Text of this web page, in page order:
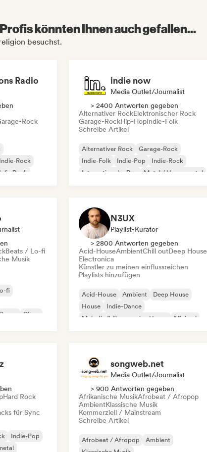
könnten Ihnen auch gefallen...
besuchst.
Radio
Rock
Indie-Rock
Rock
indie now
Media Outlet/Journalist
> 2400 Antworten gegeben
Alternativer RockElektronischer Rock
Garage-RockHip-HopIndie-Folk
Schreibe Artikel
Alternativer Rock
Garage-Rock
Indie-Folk
Indie-Pop
Indie-Rock
Internationaler Rap
Metal / Heavy metal
Beats / Lo-fi
Musik
fi
Dance
Disco
N3UX
Playlist-Kurator
> 2800 Antworten gegeben
Acid-HouseAmbientChill outDeep House
Electronica
Künstler zu meinen einflussreichen
Playlists hinzufügen
Acid-House Ambient
Deep House
House
Indie-Dance
Melodic & Progressive House
Minimal
Hard Rock
für Sync
Indie-Pop
songweb.net
Media Outlet/Journalist
> 900 Antworten gegeben
Afrikanische MusikAfrobeat / Afropop
AmbientKlassische Musik
Kommerziell / Mainstream
Schreibe Artikel
Afrobeat / Afropop
Ambient